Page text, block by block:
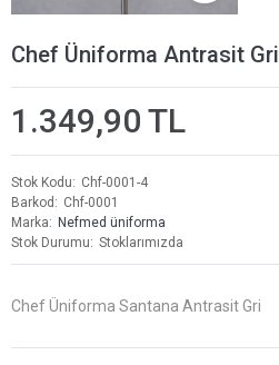
Chef Üniforma Antrasit Gri
1.349,90 TL
Stok Kodu
Chf-0001-4
Barkod
Chf-0001
Marka
Nefmed üniforma
Stok Durumu
Stoklarımızda
Chef Üniforma Santana Antrasit Gri